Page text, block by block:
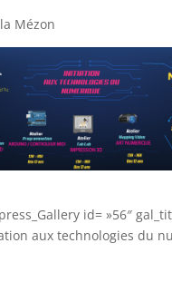
Mézon
id= »56″
aux technologies du